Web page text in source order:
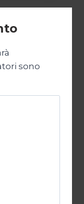
sono